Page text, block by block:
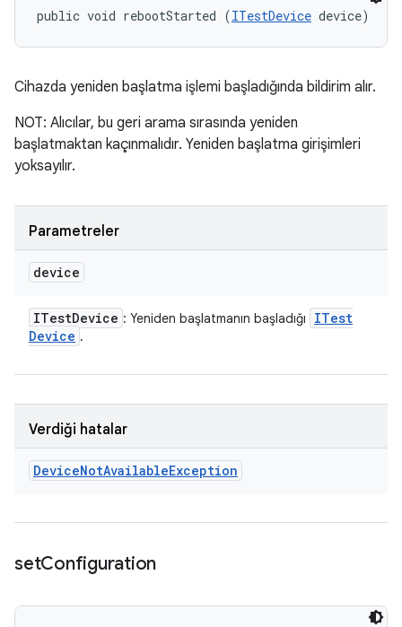
public void rebootStarted (ITestDevice device)
Cihazda yeniden başlatma işlemi başladığında bildirim alır.
NOT: Alıcılar, bu geri arama sırasında yeniden
başlatmaktan kaçınmalıdır. Yeniden başlatma girişimleri
yoksayılır.
Parametreler
device
ITestDevice : Yeniden başlatmanın başladığı
ITest
Device .
Verdiği hatalar
DeviceNotAvailableException
setConfiguration